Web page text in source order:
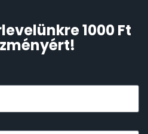
1000 Ft